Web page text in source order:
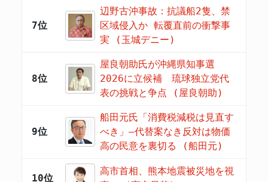
7位
辺野古沖事故：抗議船2隻、禁
区域侵入か 転覆直前の衝撃事
実 (玉城デニー)
8位
屋良朝助氏が沖縄県知事選
2026に立候補 琉球独立党代
表の挑戦と争点 (屋良朝助)
9位
船田元氏「消費税減税は見直す
べき」―代替案なき反対は物価
高の民意を裏切る (船田元)
10位
高市首相、熊本地震被災地を視